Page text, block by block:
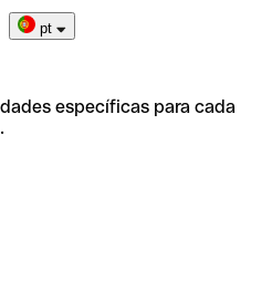
pt
específicas para cada